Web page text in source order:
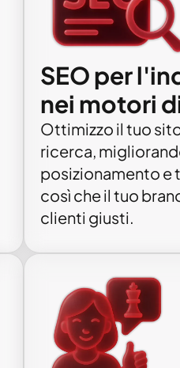
SEO per
nei motori
Ottimizzo il tuo
ricerca,
posizionamento
così che il tuo
clienti giusti.